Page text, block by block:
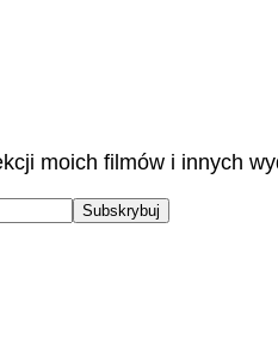
moich filmów i innych